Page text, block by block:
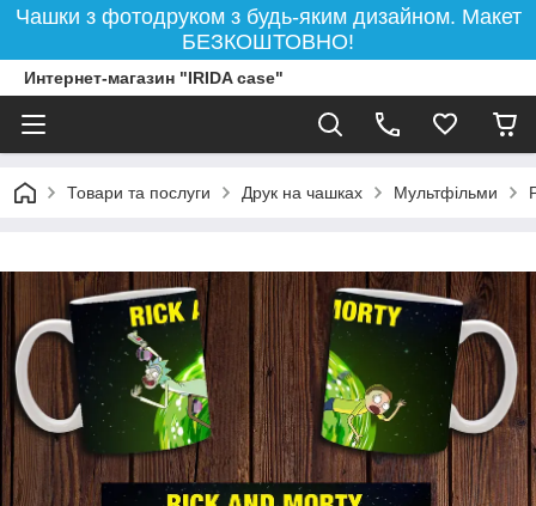
Чашки з фотодруком з будь-яким дизайном. Макет
БЕЗКОШТОВНО!
Интернет-магазин "IRIDA case"
Товари та послуги Друк на чашках Мультфільми